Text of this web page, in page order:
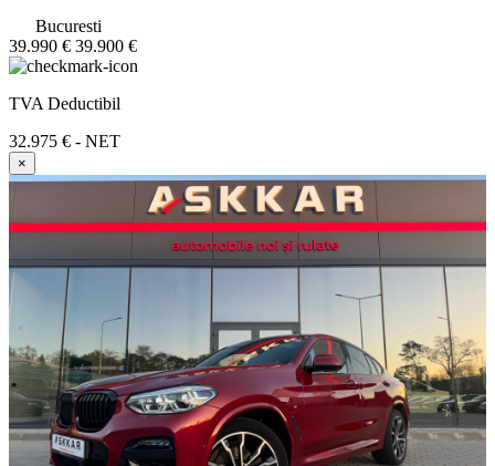
Bucuresti
39.990 € 39.900 €
TVA Deductibil
32.975 € - NET
×